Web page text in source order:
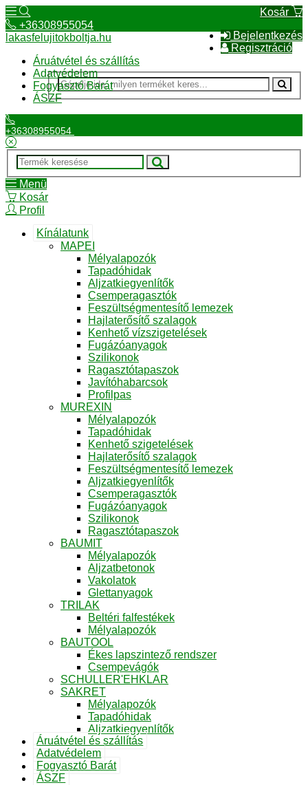
Kosár
Bejelentkezés
Regisztráció
+36308955054
lakasfelujitokboltja.hu
Áruátvétel és szállítás
Adatvédelem
Fogyasztó Barát
ÁSZF
+36308955054
Menü
Kosár
Profil
Kínálatunk
MAPEI
Mélyalapozók
Tapadóhidak
Aljzatkiegyenlítők
Csemperagasztók
Feszültségmentesítő lemezek
Hajlaterősítő szalagok
Kenhető vízszigetelések
Fugázóanyagok
Szilikonok
Ragasztótapaszok
Javítóhabarcsok
Profilpas
MUREXIN
Mélyalapozók
Tapadóhidak
Kenhető szigetelések
Hajlaterősítő szalagok
Feszültségmentesítő lemezek
Aljzatkiegyenlítők
Csemperagasztók
Fugázóanyagok
Szilikonok
Ragasztótapaszok
BAUMIT
Mélyalapozók
Aljzatbetonok
Vakolatok
Glettanyagok
TRILAK
Beltéri falfestékek
Mélyalapozók
BAUTOOL
Ékes lapszintező rendszer
Csempevágók
SCHULLER'EHKLAR
SAKRET
Mélyalapozók
Tapadóhidak
Aljzatkiegyenlítők
Áruátvétel és szállítás
Adatvédelem
Fogyasztó Barát
ÁSZF